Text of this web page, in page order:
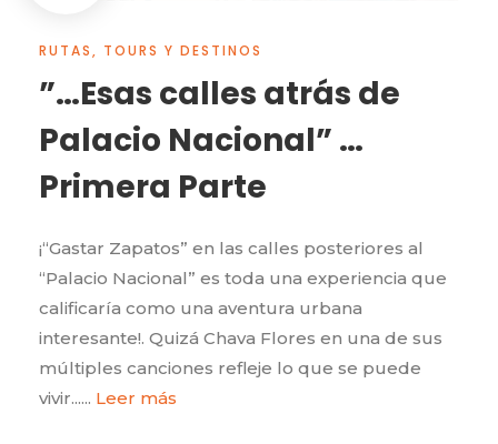
RUTAS, TOURS Y DESTINOS
”…Esas calles atrás de
Palacio Nacional” …
Primera Parte
¡“Gastar Zapatos” en las calles posteriores al
“Palacio Nacional” es toda una experiencia que
calificaría como una aventura urbana
interesante!. Quizá Chava Flores en una de sus
múltiples canciones refleje lo que se puede
vivir...... Leer más